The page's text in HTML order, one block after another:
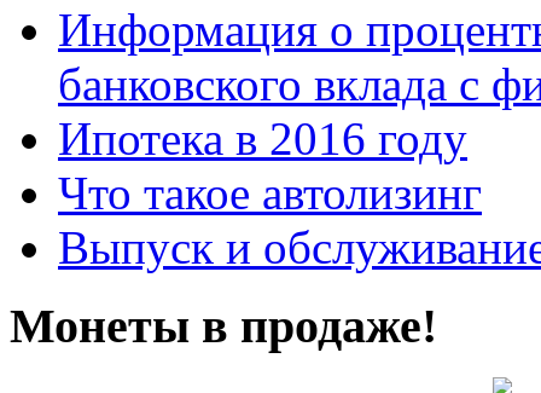
Информация о
банковского вклада с
Ипотека в 2016 году
Что такое автолизинг
Выпуск и
Монеты в продаже!